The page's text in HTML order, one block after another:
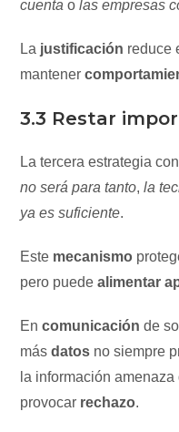
cuenta olas empresas
La justificación reduce
mantener
3.3 Restar
La tercera estrategia
no será para tanto,la
ya es suficiente.
Este mecanismo
pero puedealimentar
Encomunicación de
másdatos no siempre
la información
provocar rechazo.